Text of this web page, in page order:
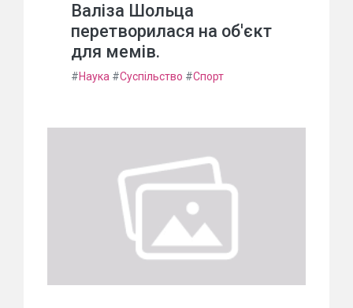
Валіза Шольца
перетворилася на об'єкт
для мемів.
#Наука #Суспільство #Спорт